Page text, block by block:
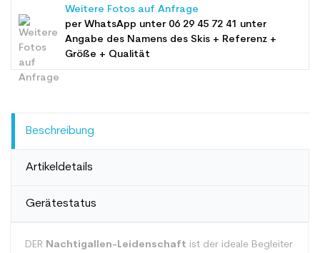
Weitere Fotos auf Anfrage
per WhatsApp unter 06 29 45 72 41 unter
Angabe des Namens des Skis + Referenz +
Größe + Qualität
Beschreibung
Artikeldetails
Gerätestatus
DER Nachtigallen-Leidenschaft ist der ideale Begleiter